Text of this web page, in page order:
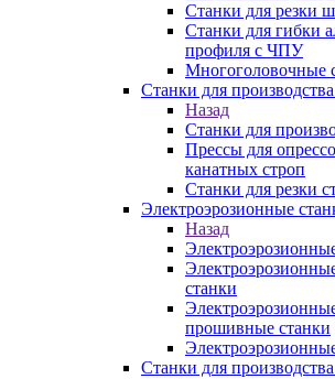
Станки для резки
Станки для гибки
профиля с ЧПУ
Многоголовочные
Станки для
Назад
Станки для
Прессы для
канатных строп
Станки для резки
Электроэрозионные
Назад
станки
прошивные станки
Станки для